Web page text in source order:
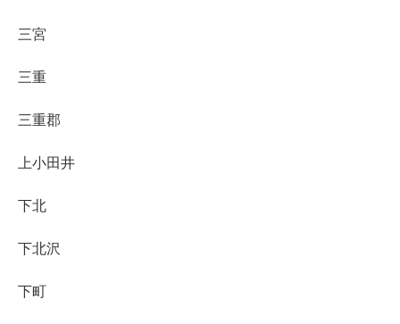
三宮
三重
三重郡
上小田井
下北
下北沢
下町